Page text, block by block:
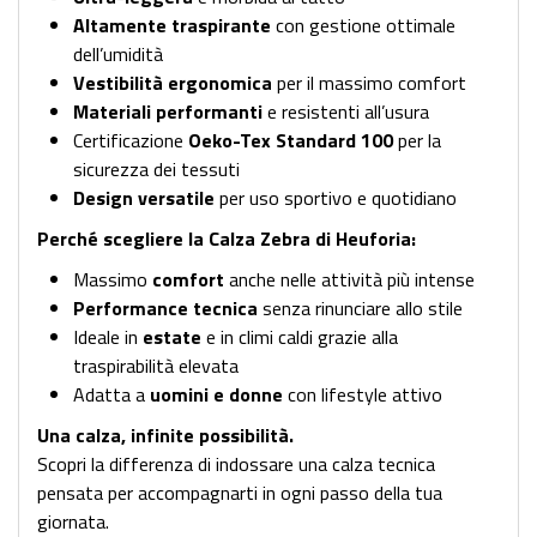
Altamente traspirante con gestione ottimale
dell’umidità
Vestibilità ergonomica per il massimo comfort
Materiali performantie resistenti all’usura
Certificazione Oeko-Tex Standard 100per la
sicurezza dei tessuti
Design versatile per uso sportivo e quotidiano
Perché scegliere la Calza Zebra di Heuforia:
Massimo comfort anche nelle attività più intense
Performance tecnica senza rinunciare allo stile
Ideale in estate e in climi caldi grazie alla
traspirabilità elevata
Adatta a uomini e donne con lifestyle attivo
Una calza, infinite possibilità.
Scopri la differenza di indossare una calza tecnica
pensata per accompagnarti in ogni passo della tua
giornata.